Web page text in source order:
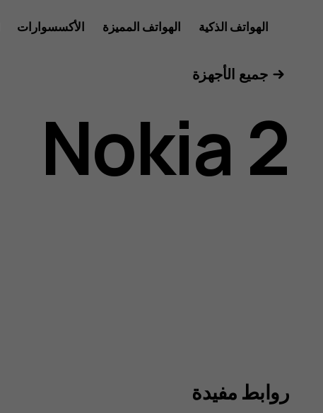
دليل
مستخدم
Nokia
الهواتف الذكية الهواتف المميزة الأكسسوارات
جميع الأجهزة
Nokia 2
روابط مفيدة